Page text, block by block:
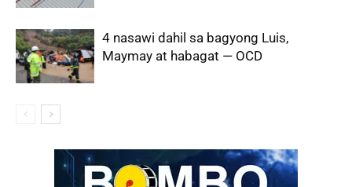
4 nasawi dahil sa bagyong Luis,
Maymay at habagat — OCD